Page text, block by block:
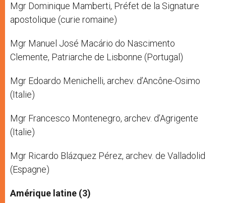
Mgr Dominique Mamberti, Préfet de la Signature
apostolique (curie romaine)
Mgr Manuel José Macário do Nascimento
Clemente, Patriarche de Lisbonne (Portugal)
Mgr Edoardo Menichelli, archev. d’Ancône-Osimo
(Italie)
Mgr Francesco Montenegro, archev. d’Agrigente
(Italie)
Mgr Ricardo Blázquez Pérez, archev. de Valladolid
(Espagne)
Amérique latine (3)